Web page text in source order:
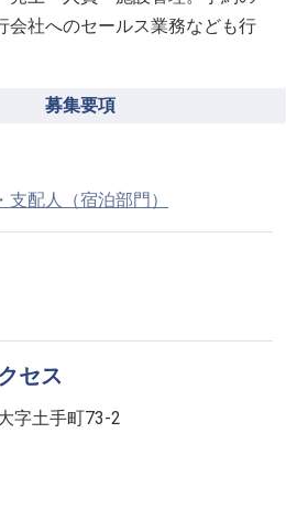
会社へのセールス業務なども行
募集要項
配人（宿泊部門）
セス
字土手町73-2